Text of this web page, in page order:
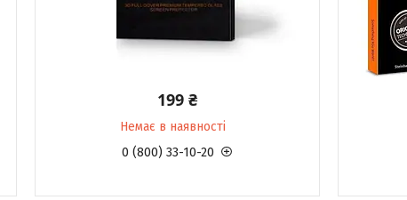
199 ₴
Немає в наявності
0 (800) 33-10-20